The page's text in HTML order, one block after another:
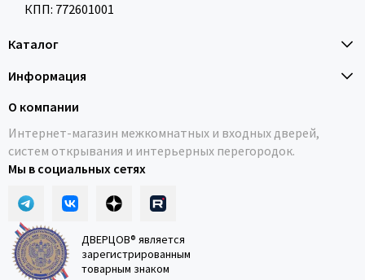
КПП: 772601001
Каталог
Информация
О компании
Интернет-магазин межкомнатных и входных дверей,
систем открывания и интерьерных перегородок.
Мы в социальных сетях
ДВЕРЦОВ® является
зарегистрированным
товарным знаком